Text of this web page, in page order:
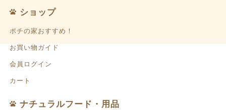
ショップ
ポチの家おすすめ！
お買い物ガイド
会員ログイン
カート
ナチュラルフード・用品